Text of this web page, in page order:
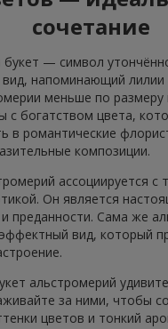
сочетание
букет — символ
вид, напоминающий лилии
меньше по размеру
с богатством цвета,
в романтические
композиции.
ассоциируется с
Он является
преданности. Сама же
вид, который
альстромерий
за ними, чтобы
цветов и тонкий